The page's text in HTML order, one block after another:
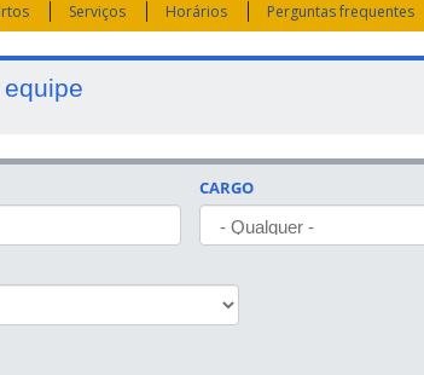
Serviços Horários Perguntas frequentes
CARGO